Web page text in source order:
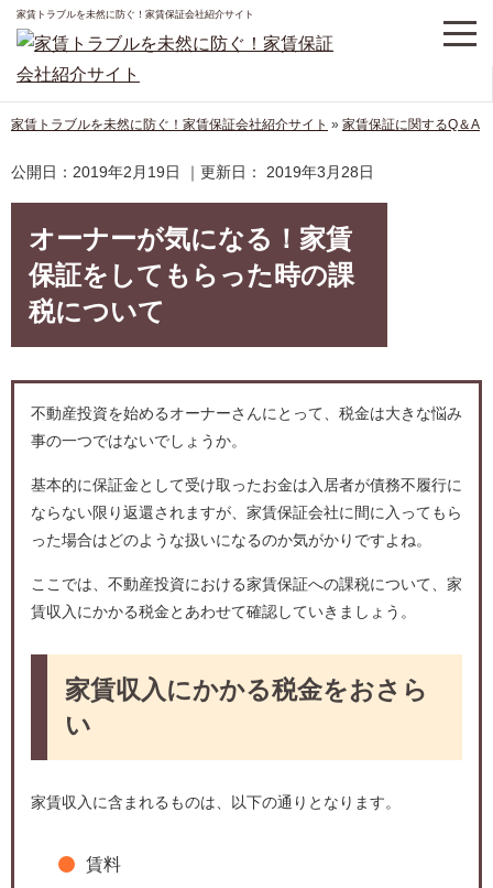
家賃トラブルを未然に防ぐ！家賃保証会社紹介サイト
家賃トラブルを未然に防ぐ！家賃保証会社紹介サイト » 家賃保証に関するQ＆A
公開日： 2019年2月19日 ｜更新日： 2019年3月28日
オーナーが気になる！家賃
保証をしてもらった時の課
税について
不動産投資を始めるオーナーさんにとって、税金は大きな悩み
事の一つではないでしょうか。
基本的に保証金として受け取ったお金は入居者が債務不履行に
ならない限り返還されますが、家賃保証会社に間に入ってもら
った場合はどのような扱いになるのか気がかりですよね。
ここでは、不動産投資における家賃保証への課税について、家
賃収入にかかる税金とあわせて確認していきましょう。
家賃収入にかかる税金をおさら
い
家賃収入に含まれるものは、以下の通りとなります。
賃料